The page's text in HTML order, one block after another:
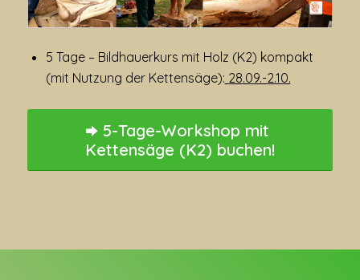
5 Tage – Bildhauerkurs mit Holz (K2) kompakt
(mit Nutzung der Kettensäge): 28.09.-2.10.
5-Tage-Workshop mit
Kettensäge (K2) buchen!